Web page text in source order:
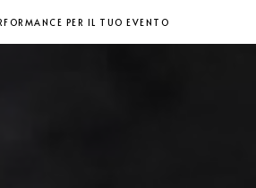
PER IL TUO EVENTO